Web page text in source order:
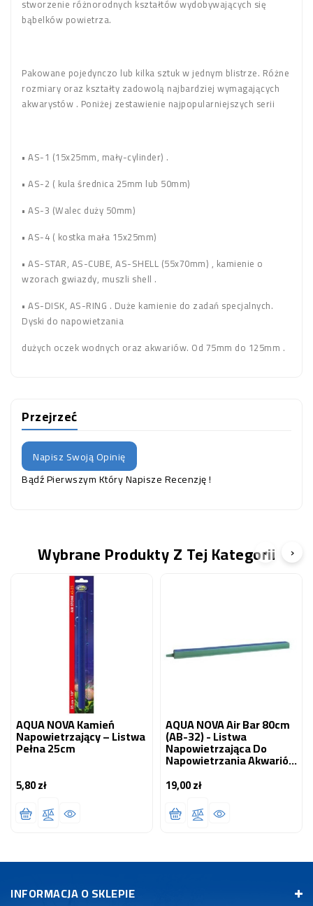
stworzenie różnorodnych kształtów wydobywających się
bąbelków powietrza.
Pakowane pojedynczo lub kilka sztuk w jednym blistrze. Różne
rozmiary oraz kształty zadowolą najbardziej wymagających
akwarystów . Poniżej zestawienie najpopularniejszych serii
• AS-1 (15x25mm, mały-cylinder) .
• AS-2 ( kula średnica 25mm lub 50mm)
• AS-3 (Walec duży 50mm)
• AS-4 ( kostka mała 15x25mm)
• AS-STAR, AS-CUBE, AS-SHELL (55x70mm) , kamienie o
wzorach gwiazdy, muszli shell .
• AS-DISK, AS-RING . Duże kamienie do zadań specjalnych.
Dyski do napowietzania
dużych oczek wodnych oraz akwariów. Od 75mm do 125mm .
Przejrzeć
Napisz Swoją Opinię
Bądź Pierwszym Który Napisze Recenzję !
Wybrane Produkty Z Tej Kategorii
AQUA NOVA Kamień
Napowietrzający – Listwa
Pełna 25cm
5,80 złCena
AQUA NOVA Air Bar 80cm
(AB-32) - Listwa
Napowietrzająca Do
Napowietrzania Akwariów
I Oczek Wodnych
19,00 złCena
‹ ›
INFORMACJA O SKLEPIE